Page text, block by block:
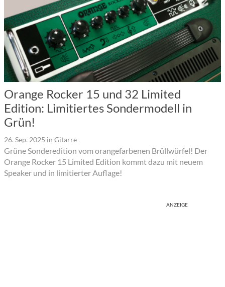
Orange Rocker 15 und 32 Limited
Edition: Limitiertes Sondermodell in
Grün!
26. Sep. 2025 in Gitarre
Grüne Sonderedition vom orangefarbenen Brüllwürfel! Der
Orange Rocker 15 Limited Edition kommt dazu mit neuem
Speaker und in limitierter Auflage!
ANZEIGE